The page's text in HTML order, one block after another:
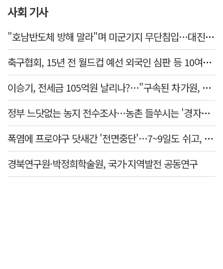
사회 기사
"호남반도체 방해 말라"며 미군기지 무단침입…대진연 회원 3명 '구속'
축구협회, 15년 전 월드컵 예선 외국인 심판 등 10여명에 '성 접대'
이승기, 전세금 105억원 날리나?…"구속된 차가원, 형사 범죄 영역"
정부 느닷없는 농지 전수조사…농촌 들쑤시는 '경자유전'의 칼날
폭염에 프로야구 닷새간 '전면중단'…7~9일도 쉬고, 11일 재개
경북연구원·박정희학술원, 국가·지역발전 공동연구